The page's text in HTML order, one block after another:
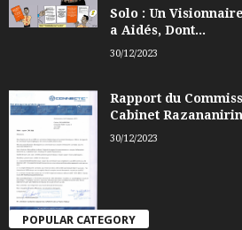
Solo : Un
a Aidés, Dont...
30/12/2023
Rapport du
Cabinet
30/12/2023
POPULAR CATEGORY